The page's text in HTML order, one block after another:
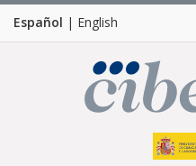
Español | English